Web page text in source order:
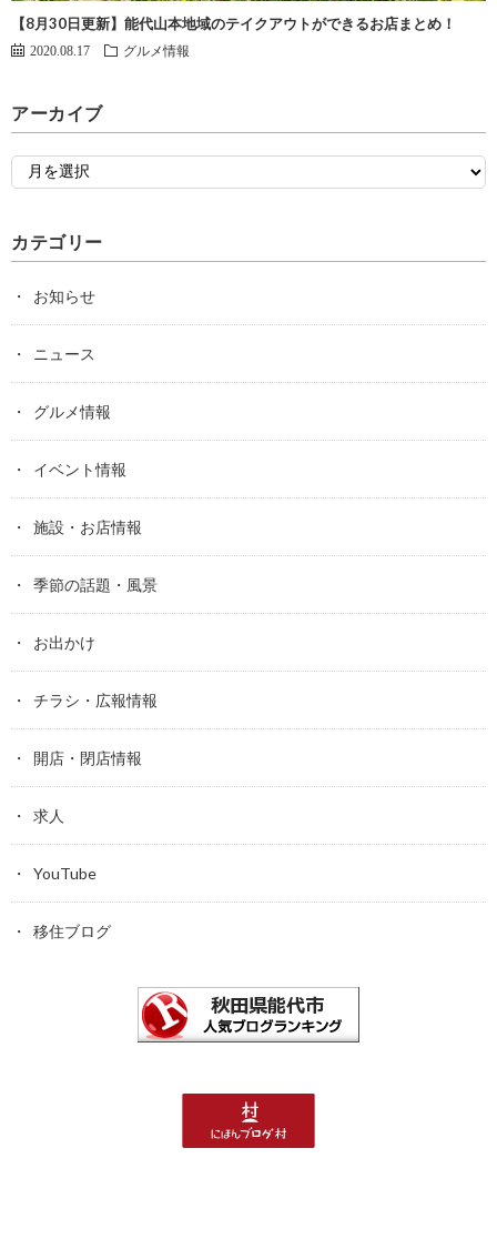
【8月30日更新】能代山本地域のテイクアウトができるお店まとめ！
2020.08.17 グルメ情報
アーカイブ
カテゴリー
お知らせ
ニュース
グルメ情報
イベント情報
施設・お店情報
季節の話題・風景
お出かけ
チラシ・広報情報
開店・閉店情報
求人
YouTube
移住ブログ